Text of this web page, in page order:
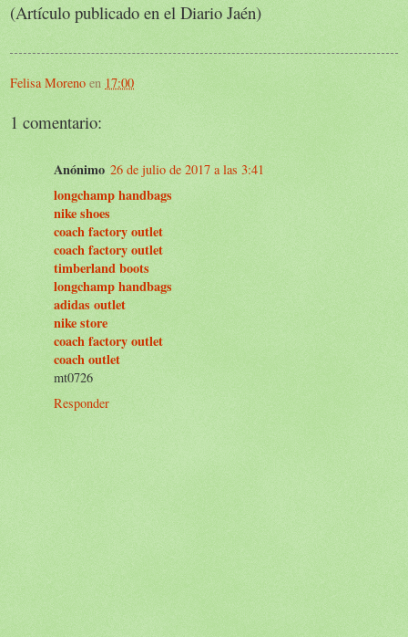
(Artículo publicado en el Diario Jaén)
Felisa Moreno en 17:00
1 comentario:
Anónimo 26 de julio de 2017 a las 3:41
longchamp handbags
nike shoes
coach factory outlet
coach factory outlet
timberland boots
longchamp handbags
adidas outlet
nike store
coach factory outlet
coach outlet
mt0726
Responder